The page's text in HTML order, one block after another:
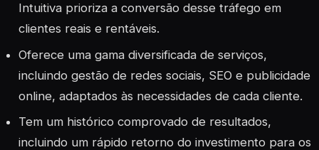
Intuitiva prioriza a conversão desse tráfego em
clientes reais e rentáveis.
Oferece uma gama diversificada de serviços,
incluindo gestão de redes sociais, SEO e publicidade
online, adaptados às necessidades de cada cliente.
Tem um histórico comprovado de resultados,
incluindo um rápido retorno do investimento para os